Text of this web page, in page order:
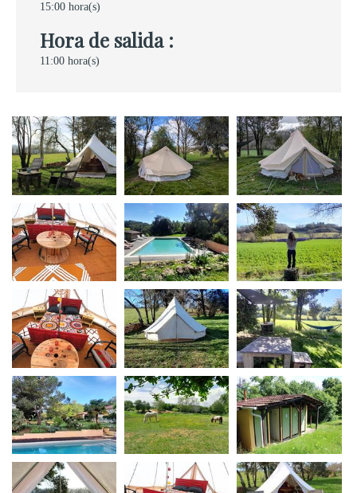
15:00 hora(s)
Hora de salida :
11:00 hora(s)